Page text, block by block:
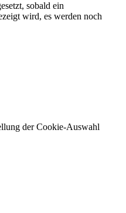
sobald ein
wird, es werden noch
der Cookie-Auswahl